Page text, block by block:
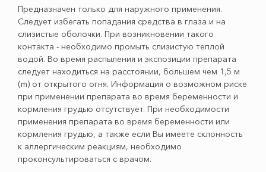
Предназначен только для наружного применения.
Следует избегать попадания средства в глаза и на
слизистые оболочки. При возникновении такого
контакта - необходимо промыть слизистую теплой
водой. Во время распыления и экспозиции препарата
следует находиться на расстоянии, большем чем 1,5 м
(m) от открытого огня. Информация о возможном риске
при применении препарата во время беременности и
кормления грудью отсутствует. При необходимости
применения препарата во время беременности или
кормления грудью, а также если Вы имеете склонность
к аллергическим реакциям, необходимо
проконсультироваться с врачом.